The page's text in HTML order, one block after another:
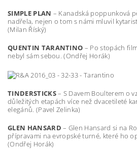
SIMPLE PLAN – Kanadská poppunková
nadřela, nejen o tom s námi mluvil
(Milan Říský)
QUENTIN TARANTINO – Po stopách
nebyl sám sebou. (Ondřej Horák)
TINDERSTICKS– S Davem Boulterem o
důležitých etapách více než dvacetileté
elegánů. (Pavel Zelinka)
GLEN HANSARD – Glen Hansard si na
přípravami na evropské turné, které ho
(Ondřej Horák)